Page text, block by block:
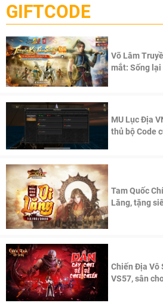
GIFTCODE
Võ Lâm
mắt: Sống
MU Lục Địa
thủ bộ Code
Tam Quốc
Lăng, tặng
Chiến Địa Vô
VS57, sân